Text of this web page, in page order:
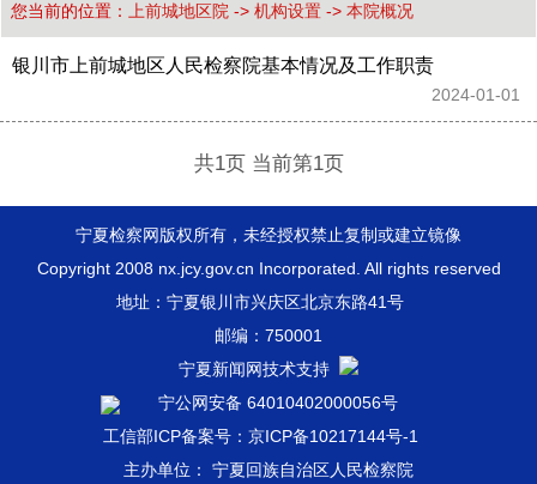
您当前的位置： 上前城地区院 -> 机构设置-> 本院概况
银川市上前城地区人民检察院基本情况及工作职责
2024-01-01
共1页 当前第1页
宁夏检察网版权所有，未经授权禁止复制或建立镜像
Copyright 2008 nx.jcy.gov.cn Incorporated. All rights reserved
地址：宁夏银川市兴庆区北京东路41号
邮编：750001
宁夏新闻网技术支持
宁公网安备 64010402000056号
工信部ICP备案号：京ICP备10217144号-1
主办单位： 宁夏回族自治区人民检察院